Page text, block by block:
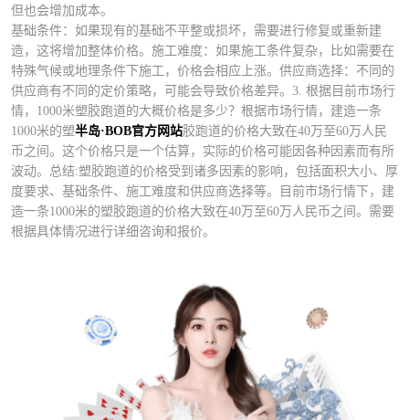
但也会增加成本。
基础条件：如果现有的基础不平整或损坏，需要进行修复或重新建
造，这将增加整体价格。施工难度：如果施工条件复杂，比如需要在
特殊气候或地理条件下施工，价格会相应上涨。供应商选择：不同的
供应商有不同的定价策略，可能会导致价格差异。3. 根据目前市场行
情，1000米塑胶跑道的大概价格是多少？根据市场行情，建造一条
1000米的塑半岛·BOB官方网站胶跑道的价格大致在40万至60万人民
币之间。这个价格只是一个估算，实际的价格可能因各种因素而有所
波动。总结:塑胶跑道的价格受到诸多因素的影响，包括面积大小、厚
度要求、基础条件、施工难度和供应商选择等。目前市场行情下，建
造一条1000米的塑胶跑道的价格大致在40万至60万人民币之间。需要
根据具体情况进行详细咨询和报价。